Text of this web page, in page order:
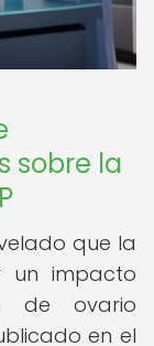
sobre la
que la
un impacto
de ovario
en el